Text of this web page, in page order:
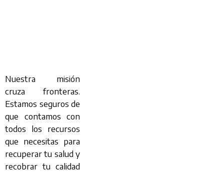
Nuestra misión
cruza fronteras.
Estamos seguros de
que contamos con
todos los recursos
que necesitas para
recuperar tu salud y
recobrar tu calidad